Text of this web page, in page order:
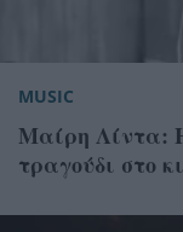
MUSIC
Μαίρη Λίντα:
τραγούδι στο